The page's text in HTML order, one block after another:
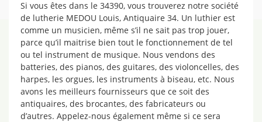
Si vous êtes dans le 34390, vous trouverez notre société
de lutherie MEDOU Louis, Antiquaire 34. Un luthier est
comme un musicien, même s’il ne sait pas trop jouer,
parce qu’il maitrise bien tout le fonctionnement de tel
ou tel instrument de musique. Nous vendons des
batteries, des pianos, des guitares, des violoncelles, des
harpes, les orgues, les instruments à biseau, etc. Nous
avons les meilleurs fournisseurs que ce soit des
antiquaires, des brocantes, des fabricateurs ou
d’autres. Appelez-nous également même si ce sera